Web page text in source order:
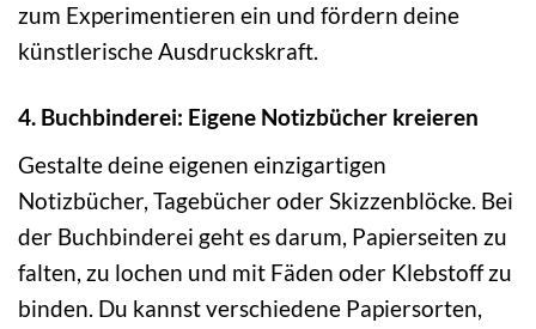
zum Experimentieren ein und fördern deine
künstlerische Ausdruckskraft.
4. Buchbinderei: Eigene Notizbücher kreieren
Gestalte deine eigenen einzigartigen
Notizbücher, Tagebücher oder Skizzenblöcke. Bei
der Buchbinderei geht es darum, Papierseiten zu
falten, zu lochen und mit Fäden oder Klebstoff zu
binden. Du kannst verschiedene Papiersorten,